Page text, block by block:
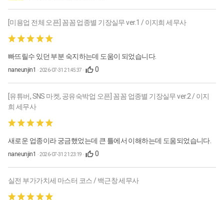
[미용업 전체 오픈] 꼼꼼 업종별 기장실무 ver.1 / 이지희 세무사
빠뜨릴수 있던 부분 숙지하는데 도움이 되었습니다.
naneunjin1 · 2026-07-31 21:45:37 · 0
[유튜버, SNS 마켓, 공유숙박업 오픈] 꼼꼼 업종별 기장실무 ver.2 / 이지
희 세무사
새로운 업종이라 궁금했었는데 큰 틀에서 이해하는데 도움되었습니다.
naneunjin1 · 2026-07-31 21:23:19 · 0
실전 부가가치세 마스터 코스 / 백근창 세무사